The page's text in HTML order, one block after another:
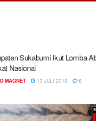
Sukabumi Ikut Lomba
Nasional
MAGNET 13 JULI 2019 0